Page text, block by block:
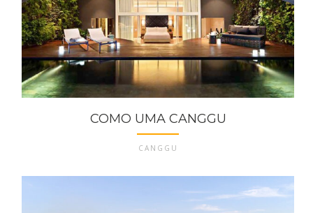
COMO UMA CANGGU
CANGGU